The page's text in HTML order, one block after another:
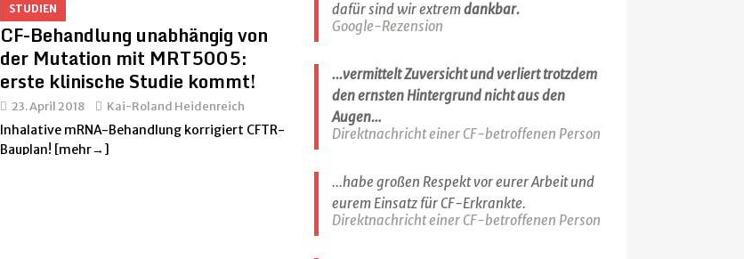
STUDIEN
CF-Behandlung unabhängig von
der Mutation mit MRT5005:
erste klinische Studie kommt!
23. April 2018 Kai-Roland Heidenreich
Inhalative mRNA-Behandlung korrigiert CFTR-
Bauplan! [mehr→]
dafür sind wir extremdankbar.
Google-Rezension
...vermittelt Zuversicht und verliert trotzdem
den ernsten Hintergrund nicht aus den
Augen…
Direktnachricht einer CF-betroffenen Person
...habe großen Respekt vor eurer Arbeit und
eurem Einsatz für CF-Erkrankte.
Direktnachricht einer CF-betroffenen Person